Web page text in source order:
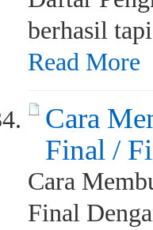
berhasil
Read More
Cara
Final /
Cara
Final